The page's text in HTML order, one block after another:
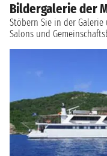
Bildergalerie der
Stöbern Sie in der
Salons und